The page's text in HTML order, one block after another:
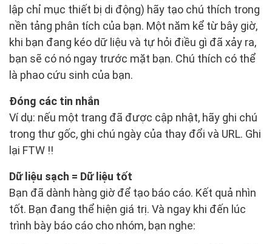
lập chỉ mục thiết bị di động) hãy tạo chú thích trong
nền tảng phân tích của bạn. Một năm kể từ bây giờ,
khi bạn đang kéo dữ liệu và tự hỏi điều gì đã xảy ra,
bạn sẽ có nó ngay trước mặt bạn. Chú thích có thể
là phao cứu sinh của bạn.
Đóng các tin nhắn
Ví dụ: nếu một trang đã được cập nhật, hãy ghi chú
trong thư gốc, ghi chú ngày của thay đổi và URL. Ghi
lại FTW !!
Dữ liệu sạch = Dữ liệu tốt
Bạn đã dành hàng giờ để tạo báo cáo. Kết quả nhìn
tốt. Bạn đang thể hiện giá trị. Và ngay khi đến lúc
trình bày báo cáo cho nhóm, bạn nghe: